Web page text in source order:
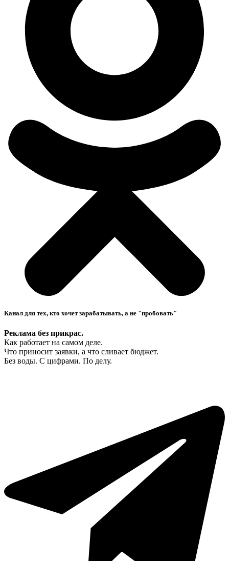
Канал для тех, кто хочет зарабатывать, а не "пробовать"
Реклама без прикрас.
Как работает на самом деле.
Что приносит заявки, а что сливает бюджет.
Без воды. С цифрами. По делу.